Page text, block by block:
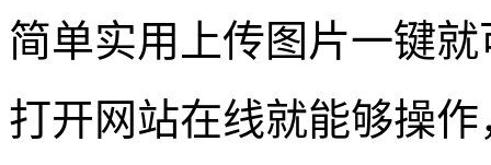
更多动图制作功能